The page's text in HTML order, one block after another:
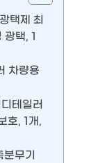
택제 최
택, 1
차량용
테일러
호, 1개,
무기